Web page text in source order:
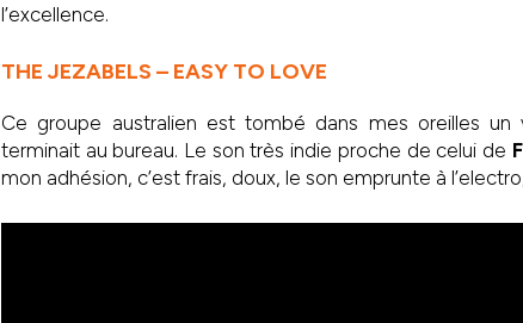
l’excellence.
THE JEZABELS – EASY TO LOVE
Ce groupe australien est tombé dans mes oreilles
terminait au bureau. Le son très indie proche de celui de
mon adhésion, c’est frais, doux, le son emprunte à